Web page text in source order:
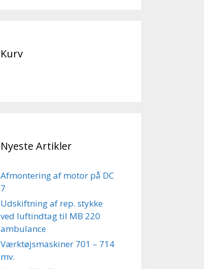
Kurv
Nyeste Artikler
Afmontering af motor på DC
7
Udskiftning af rep. stykke
ved luftindtag til MB 220
ambulance
Værktøjsmaskiner 701 – 714
mv.